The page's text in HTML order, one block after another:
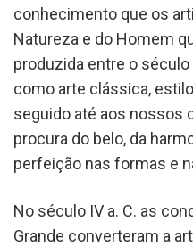
conhecimento que os
Natureza e do Homem
produzida entre o século
como arte clássica,
seguido até aos nossos
procura do belo, da
perfeição nas formas e
No século IV a. C. as
Grande converteram a